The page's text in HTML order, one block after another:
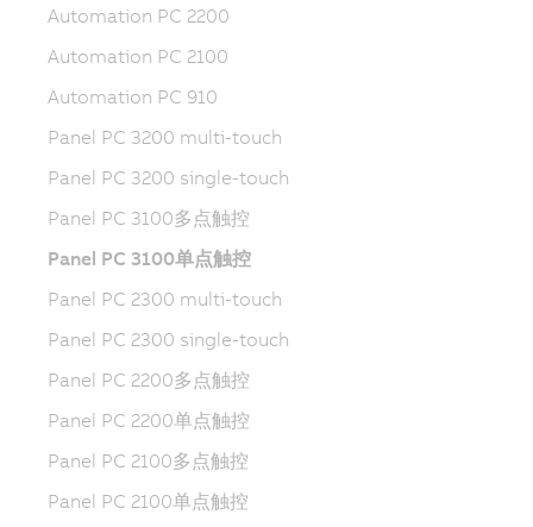
Automation PC 2200
Automation PC 2100
Automation PC 910
Panel PC 3200 multi-touch
Panel PC 3200 single-touch
Panel PC 3100多点触控
Panel PC 3100单点触控
Panel PC 2300 multi-touch
Panel PC 2300 single-touch
Panel PC 2200多点触控
Panel PC 2200单点触控
Panel PC 2100多点触控
Panel PC 2100单点触控